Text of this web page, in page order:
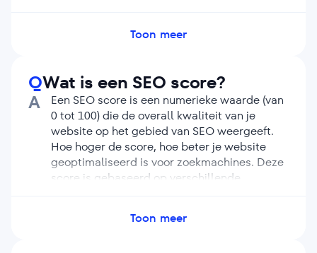
zoekwoorden.
Backlinks: kwaliteit en kwantiteit van
inkomende links en verwijzende domeinen.
Gebruikerservaring: Core Web Vitals en
overall bruikbaarheid van de website.
Toon meer
QWat is een SEO score?
A
Een SEO score is een numerieke waarde (van
0 tot 100) die de overall kwaliteit van je
website op het gebied van SEO weergeeft.
Hoe hoger de score, hoe beter je website
geoptimaliseerd is voor zoekmachines. Deze
score is gebaseerd op verschillende
kwaliteit van je backlinks.
Toon meer